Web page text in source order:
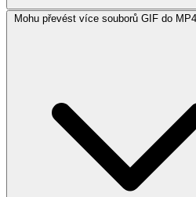
Mohu převést více souborů GIF do